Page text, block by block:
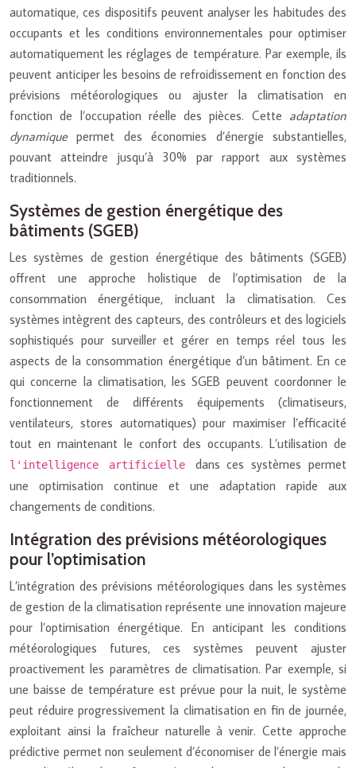
automatique, ces dispositifs peuvent analyser les habitudes des
occupants et les conditions environnementales pour optimiser
automatiquement les réglages de température. Par exemple, ils
peuvent anticiper les besoins de refroidissement en fonction des
prévisions météorologiques ou ajuster la climatisation en
fonction de l’occupation réelle des pièces. Cette adaptation
dynamiquepermet des économies d’énergie substantielles,
pouvant atteindre jusqu’à 30% par rapport aux systèmes
traditionnels.
Systèmes de gestion énergétique des
bâtiments (SGEB)
Les systèmes de gestion énergétique des bâtiments (SGEB)
offrent une approche holistique de l’optimisation de la
consommation énergétique, incluant la climatisation. Ces
systèmes intègrent des capteurs, des contrôleurs et des logiciels
sophistiqués pour surveiller et gérer en temps réel tous les
aspects de la consommation énergétique d’un bâtiment. En ce
qui concerne la climatisation, les SGEB peuvent coordonner le
fonctionnement de différents équipements (climatiseurs,
ventilateurs, stores automatiques) pour maximiser l’efficacité
tout en maintenant le confort des occupants. L’utilisation de
l'intelligence artificielle dans ces systèmes permet
une optimisation continue et une adaptation rapide aux
changements de conditions.
Intégration des prévisions météorologiques
pour l’optimisation
L’intégration des prévisions météorologiques dans les systèmes
de gestion de la climatisation représente une innovation majeure
pour l’optimisation énergétique. En anticipant les conditions
météorologiques futures, ces systèmes peuvent ajuster
proactivement les paramètres de climatisation. Par exemple, si
une baisse de température est prévue pour la nuit, le système
peut réduire progressivement la climatisation en fin de journée,
exploitant ainsi la fraîcheur naturelle à venir. Cette approche
prédictive permet non seulement d’économiser de l’énergie mais